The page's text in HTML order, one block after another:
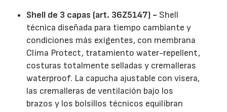
Shell de 3 capas (art. 36Z5147) - Shell
técnica diseñada para tiempo cambiante y
condiciones más exigentes, con membrana
Clima Protect, tratamiento water-repellent,
costuras totalmente selladas y cremalleras
waterproof. La capucha ajustable con visera,
las cremalleras de ventilación bajo los
brazos y los bolsillos técnicos equilibran